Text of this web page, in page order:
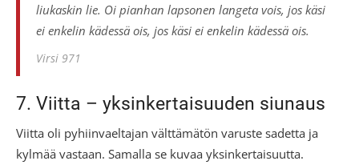
liukaskin lie. Oi pianhan lapsonen langeta vois, jos käsi
ei enkelin kädessä ois, jos käsi ei enkelin kädessä ois.
Virsi 971
7. Viitta – yksinkertaisuuden siunaus
Viitta oli pyhiinvaeltajan välttämätön varuste sadetta ja
kylmää vastaan. Samalla se kuvaa yksinkertaisuutta.